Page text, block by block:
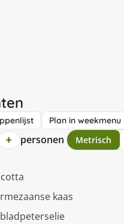
Plan in weekmenu
+ personen Metrisch
kaas